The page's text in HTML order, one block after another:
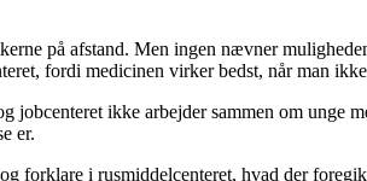
på afstand. Men ingen nævner
fordi medicinen virker bedst, når man
jobcenteret ikke arbejder sammen om
er.
forklare i rusmiddelcenteret, hvad der